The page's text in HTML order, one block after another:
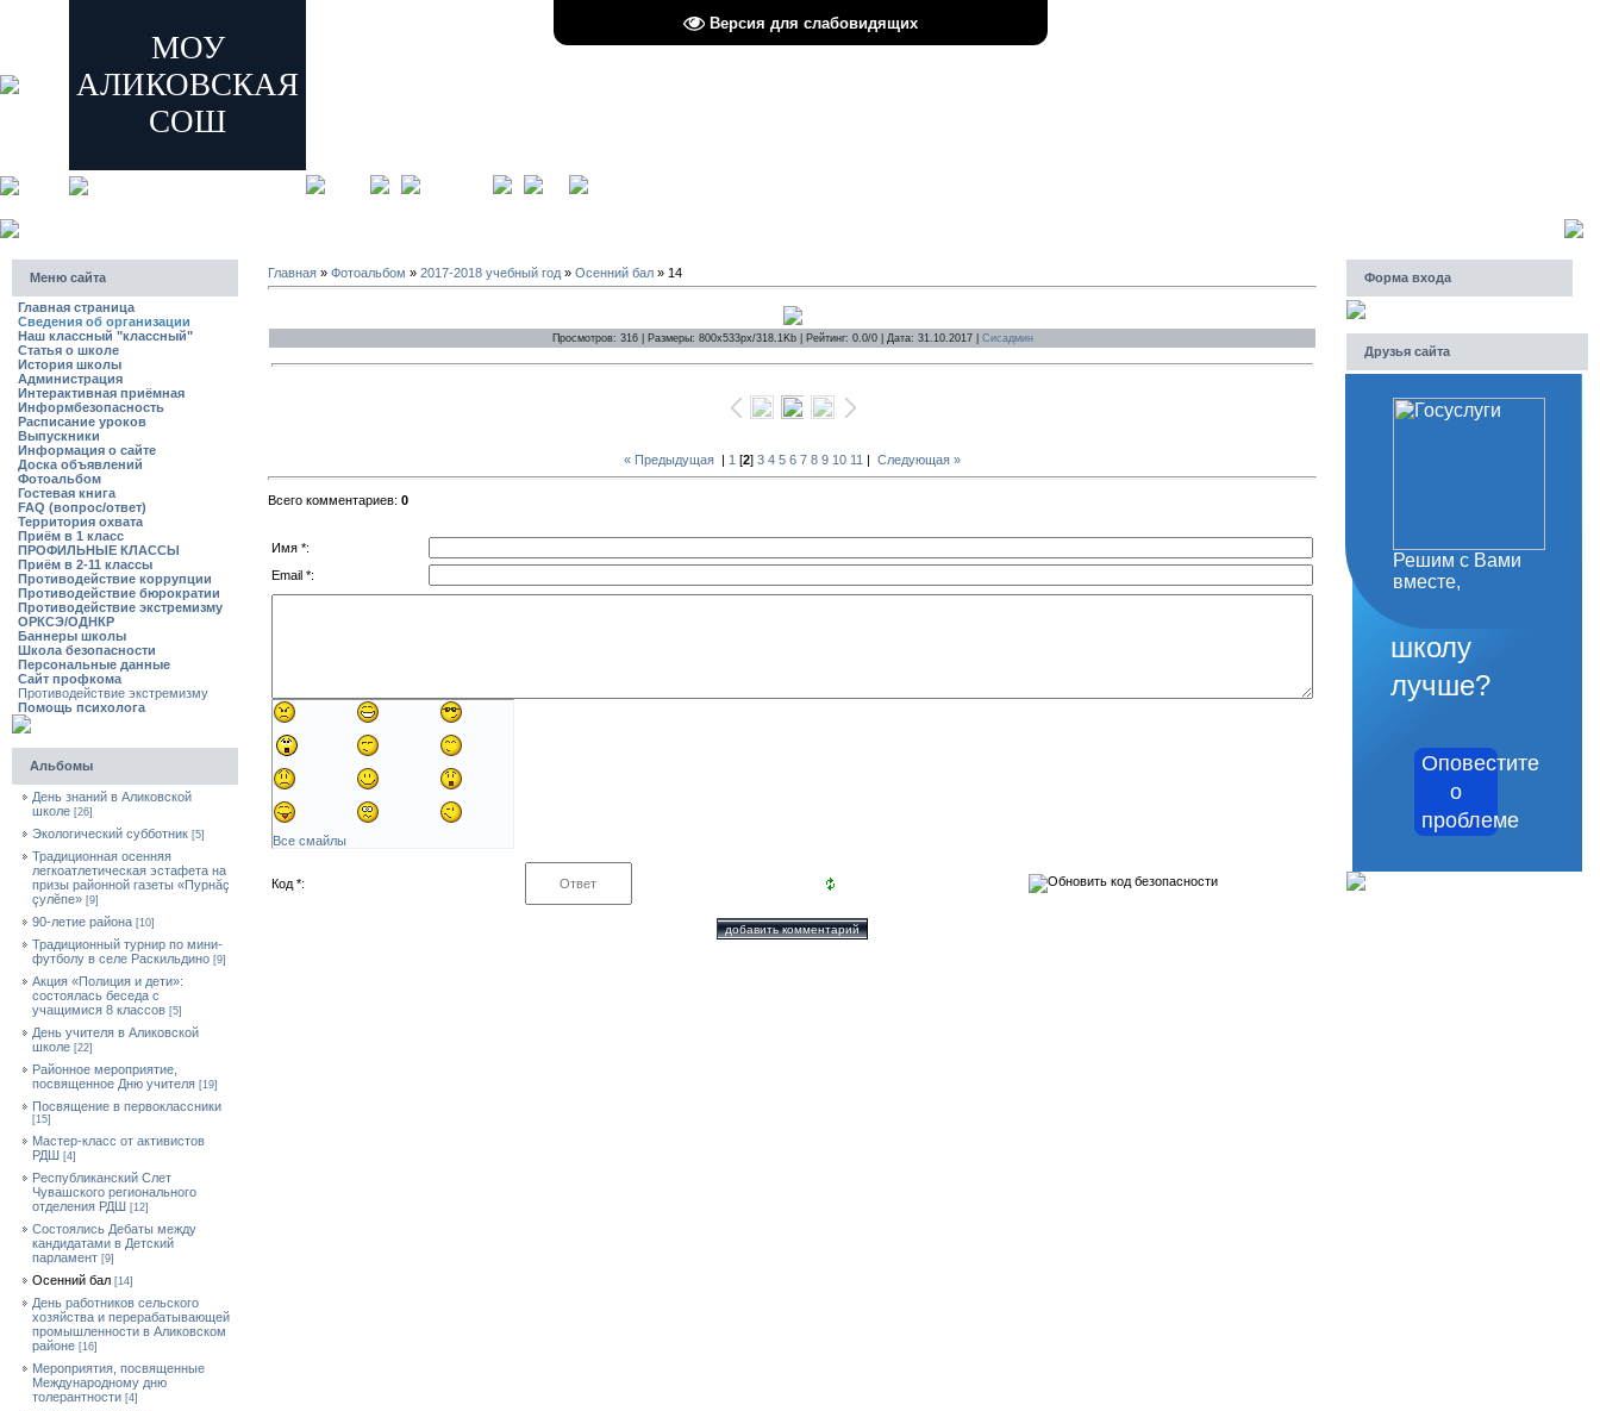
Версия для слабовидящих
МОУ
АЛИКОВСКАЯ
СОШ
Меню сайта
Главная страница
Сведения об организации
Наш классный "классный"
Статья о школе
История школы
Администрация
Интерактивная приёмная
Информбезопасность
Расписание уроков
Выпускники
Информация о сайте
Доска объявлений
Фотоальбом
Гостевая книга
FAQ (вопрос/ответ)
Территория охвата
Приём в 1 класс
ПРОФИЛЬНЫЕ КЛАССЫ
Приём в 2-11 классы
Противодействие коррупции
Противодействие бюрократии
Противодействие экстремизму
ОРКСЭ/ОДНКР
Баннеры школы
Школа безопасности
Персональные данные
Сайт профкома
Противодействие экстремизму
Помощь психолога
Альбомы
День знаний в Аликовской
школе [26]
Экологический субботник [5]
Традиционная осенняя
легкоатлетическая эстафета на
призы районной газеты «Пурнăç
çулĕпе» [9]
90-летие района [10]
Традиционный турнир по мини-
футболу в селе Раскильдино [9]
Акция «Полиция и дети»:
состоялась беседа с
учащимися 8 классов [5]
День учителя в Аликовской
школе [22]
Районное мероприятие,
посвященное Дню учителя [19]
Посвящение в первоклассники
[15]
Мастер-класс от активистов
РДШ [4]
Республиканский Слет
Чувашского регионального
отделения РДШ [12]
Состоялись Дебаты между
кандидатами в Детский
парламент [9]
Осенний бал [14]
День работников сельского
хозяйства и перерабатывающей
промышленности в Аликовском
районе [16]
Мероприятия, посвященные
Международному дню
толерантности [4]
Главная » Фотоальбом » 2017-2018 учебный год » Осенний бал » 14
Просмотров: 316 | Размеры: 800x533px/318.1Kb | Рейтинг: 0.0/0 | Дата: 31.10.2017 | Сисадмин
« Предыдущая | 1 [2] 3 4 5 6 7 8 9 10 11 | Следующая »
Всего комментариев: 0
Имя *:
Email *:
Все смайлы
Код *:
Форма входа
Друзья сайта
Решим с Вами
вместе,
как
школу
лучше?
Оповестите
о
проблеме